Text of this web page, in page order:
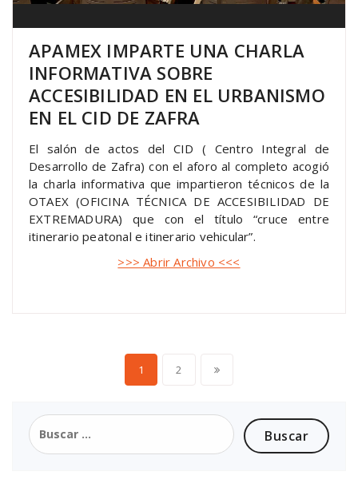
APAMEX IMPARTE UNA CHARLA
INFORMATIVA SOBRE
ACCESIBILIDAD EN EL URBANISMO
EN EL CID DE ZAFRA
El salón de actos del CID ( Centro Integral de
Desarrollo de Zafra) con el aforo al completo acogió
la charla informativa que impartieron técnicos de la
OTAEX (OFICINA TÉCNICA DE ACCESIBILIDAD DE
EXTREMADURA) que con el título “cruce entre
itinerario peatonal e itinerario vehicular”.
>>> Abrir Archivo <<<
1 2